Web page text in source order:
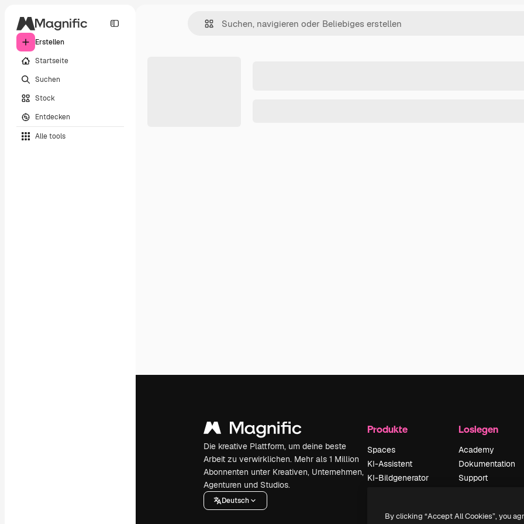
Erstellen
Startseite
Suchen
Stock
Entdecken
Alle tools
Die kreative Plattform, um deine beste
Arbeit zu verwirklichen. Mehr als 1 Million
Abonnenten unter Kreativen, Unternehmen,
Agenturen und Studios.
Deutsch
Produkte
Spaces
KI-Assistent
KI-Bildgenerator
Stimmengenerator
Loslegen
Academy
Dokumentation
Support
Originale Neu
By clicking “Accept All Cookies”, you